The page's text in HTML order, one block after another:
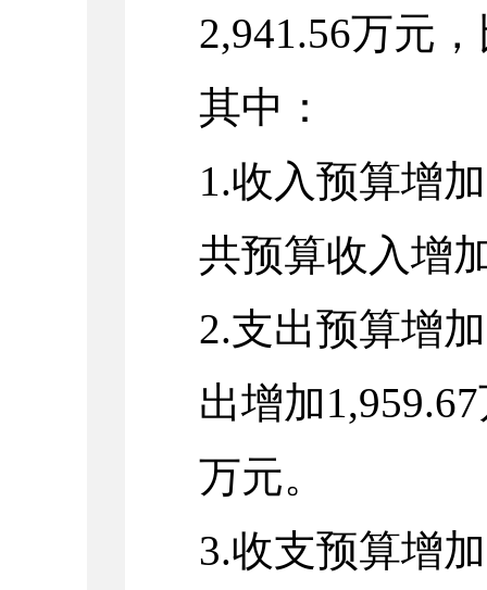
2,941.56万元
其中：
1.收入预算增
共预算收入增
2.支出预算增
出增加
万元。
3.收支预算增